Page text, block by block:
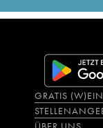
GRATIS